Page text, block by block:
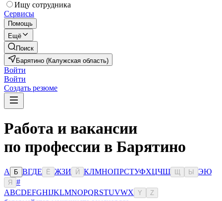
Ищу сотрудника
Сервисы
Помощь
Ещё
Поиск
Барятино (Калужская область)
Войти
Войти
Создать резюме
Работа и вакансии
по профессии в Барятино
А Б ВГДЕ Ё ЖЗИ Й КЛМНОПРСТУФХЦЧШ Ы ЭЮ
Я
#
ABCDEFGHIJKLMNOPQRSTUVWX Y Z